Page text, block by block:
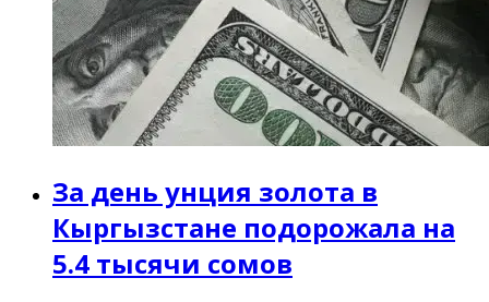
За день унция золота в
Кыргызстане подорожала на
5.4 тысячи сомов